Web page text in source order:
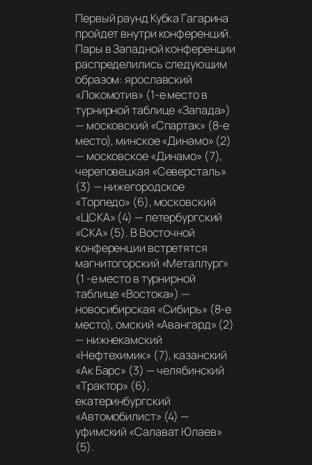
Первый раунд Кубка Гагарина
пройдет внутри конференций.
Пары в Западной конференции
распределились следующим
образом: ярославский
«Локомотив» (1-е место в
турнирной таблице «Запада»)
— московский «Спартак» (8-е
место), минское «Динамо» (2)
— московское «Динамо» (7),
череповецкая «Северсталь»
(3) — нижегородское
«Торпедо» (6), московский
«ЦСКА» (4) — петербургский
«СКА» (5). В Восточной
конференции встретятся
магнитогорский «Металлург»
(1 -е место в турнирной
таблице «Востока») —
новосибирская «Сибирь» (8-е
место), омский «Авангард» (2)
— нижнекамский
«Нефтехимик» (7), казанский
«Ак Барс» (3) — челябинский
«Трактор» (6),
екатеринбургский
«Автомобилист» (4) —
уфимский «Салават Юлаев»
(5).